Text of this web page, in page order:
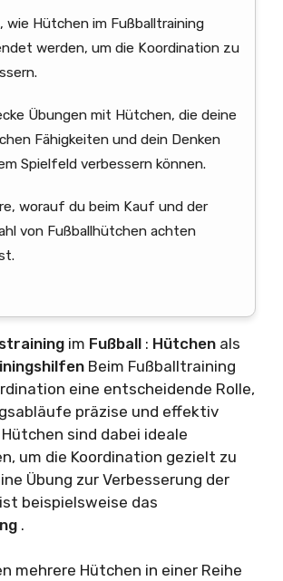
wie Hütchen im Fußballtraining
werden, um die Koordination zu
Übungen mit Hütchen, die deine
Fähigkeiten und dein Denken
Spielfeld verbessern können.
worauf du beim Kauf und der
von Fußballhütchen achten
im Fußball : Hütchen als
Beim Fußballtraining
eine entscheidende Rolle,
präzise und effektiv
sind dabei ideale
um die Koordination gezielt zu
Übung zur Verbesserung der
beispielsweise das
.
mehrere Hütchen in einer Reihe